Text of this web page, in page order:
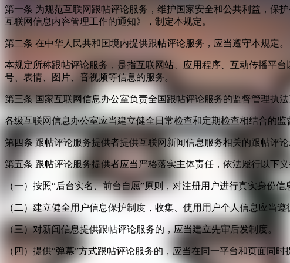
第一条 为规范互联网跟帖评论服务，维护国家安全和公共利益，保
互联网信息内容管理工作的通知》，制定本规定。
第二条 在中华人民共和国境内提供跟帖评论服务，应当遵守本规定。
本规定所称跟帖评论服务，是指互联网站、应用程序、互动传播平
号、表情、图片、音视频等信息的服务。
第三条 国家互联网信息办公室负责全国跟帖评论服务的监督管理执
各级互联网信息办公室应当建立健全日常检查和定期检查相结合的
第四条 跟帖评论服务提供者提供互联网新闻信息服务相关的跟帖评
第五条 跟帖评论服务提供者应当严格落实主体责任，依法履行以下义
（一）按照“后台实名、前台自愿”原则，对注册用户进行真实身份
（二）建立健全用户信息保护制度，收集、使用用户个人信息应当
（三）对新闻信息提供跟帖评论服务的，应当建立先审后发制度。
（四）提供“弹幕”方式跟帖评论服务的，应当在同一平台和页面同时